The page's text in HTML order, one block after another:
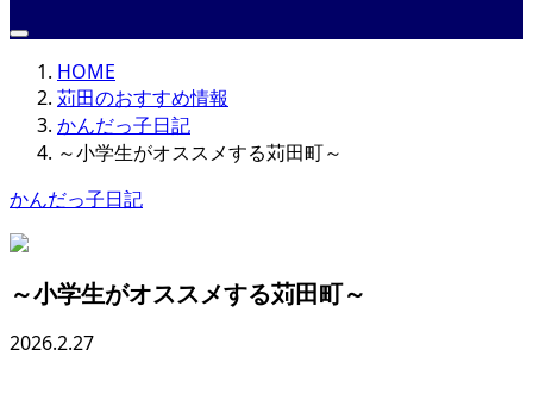
HOME
苅田のおすすめ情報
かんだっ子日記
～小学生がオススメする苅田町～
かんだっ子日記
～小学生がオススメする苅田町～
2026.2.27